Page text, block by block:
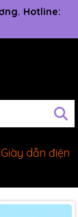
Hotline:
Giày dẫn điện